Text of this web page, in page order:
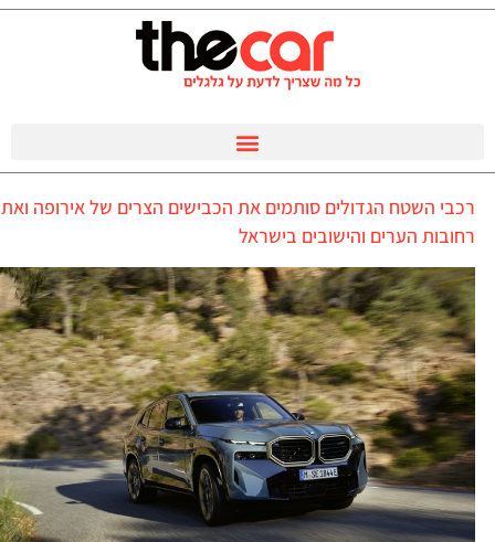
רכבי השטח הגדולים סותמים את הכבישים הצרים של אירופה ואת
רחובות הערים והישובים בישראל